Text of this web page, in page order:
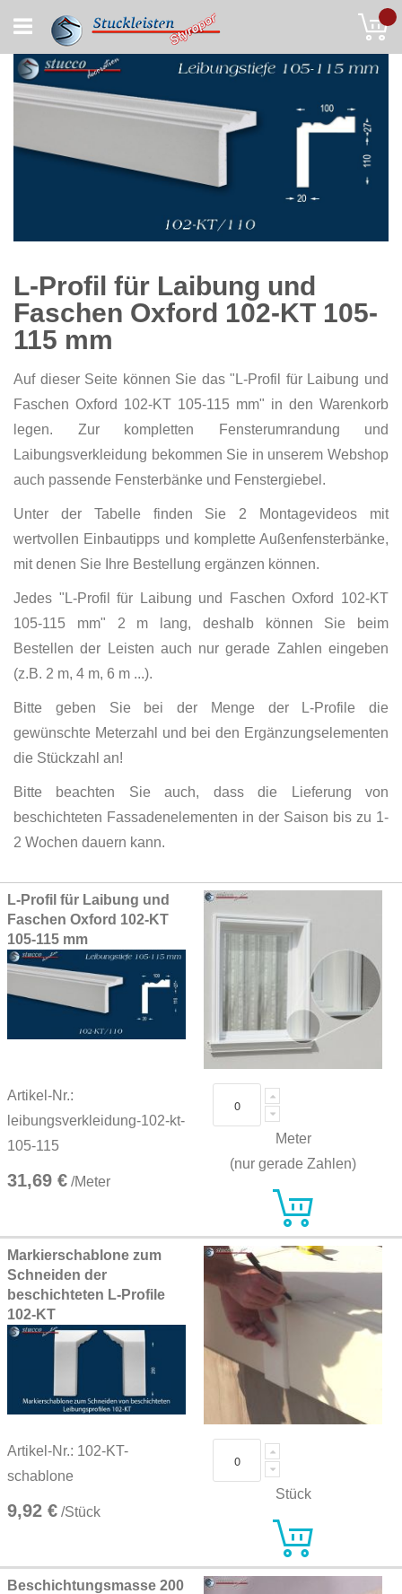
to
Content
L-Profil für Laibung und
Faschen Oxford 102-KT 105-
115 mm
Auf dieser Seite können Sie das "L-Profil für Laibung und
Faschen Oxford 102-KT 105-115 mm" in den Warenkorb
legen. Zur kompletten Fensterumrandung und
Laibungsverkleidung bekommen Sie in unserem Webshop
auch passende Fensterbänke und Fenstergiebel.
Unter der Tabelle finden Sie 2 Montagevideos mit
wertvollen Einbautipps und komplette Außenfensterbänke,
mit denen Sie Ihre Bestellung ergänzen können.
Jedes "L-Profil für Laibung und Faschen Oxford 102-KT
105-115 mm" 2 m lang, deshalb können Sie beim
Bestellen der Leisten auch nur gerade Zahlen eingeben
(z.B. 2 m, 4 m, 6 m ...).
Bitte geben Sie bei der Menge der L-Profile die
gewünschte Meterzahl und bei den Ergänzungselementen
die Stückzahl an!
Bitte beachten Sie auch, dass die Lieferung von
beschichteten Fassadenelementen in der Saison bis zu 1-
2 Wochen dauern kann.
Grouped
product
items
L-Profil für Laibung und
Faschen Oxford 102-KT
105-115 mm
Artikel-Nr.:
leibungsverkleidung-102-kt-
105-115
31,69 € /Meter
Meter
(nur gerade Zahlen)
Markierschablone zum
Schneiden der
beschichteten L-Profile
102-KT
Artikel-Nr.: 102-KT-
schablone
9,92 € /Stück
Stück
Beschichtungsmasse 200